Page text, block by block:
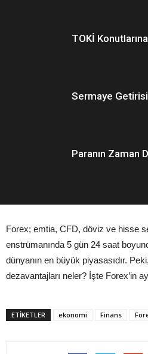
TOKİ
Sermaye
Paranın Zaman
Forex; emtia, CFD, döviz ve hisse
enstrümanında 5 gün 24 saat
dünyanın en büyük piyasasıdır.
dezavantajları neler? İşte Forex’in
ETIKETLER ekonomi Finans